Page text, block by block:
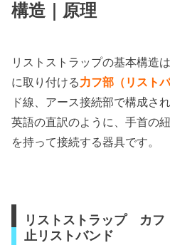
構造｜原理
リストストラップの基本構造
に取り付ける力フ部（リストバ
ド線、アース接続部で構成さ
英語の直訳のように、手首の
を持って接続する器具です。
リストストラップ カ
止リストバンド